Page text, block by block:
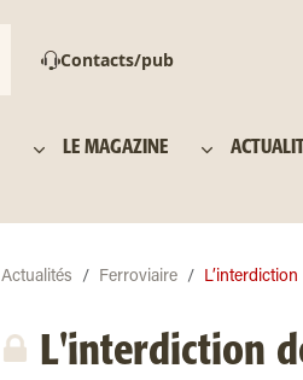
Contacts/pub
LE MAGAZINE
Actualités Ferroviaire
L'interdiction